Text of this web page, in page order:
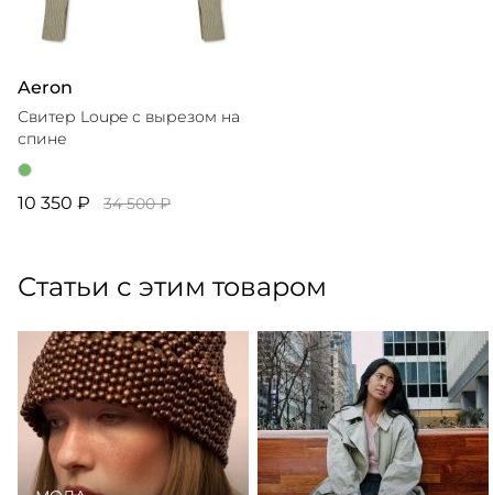
Aeron
Свитер Loupe с вырезом на
спине
10 350 ₽ 34 500 ₽
Статьи с этим товаром